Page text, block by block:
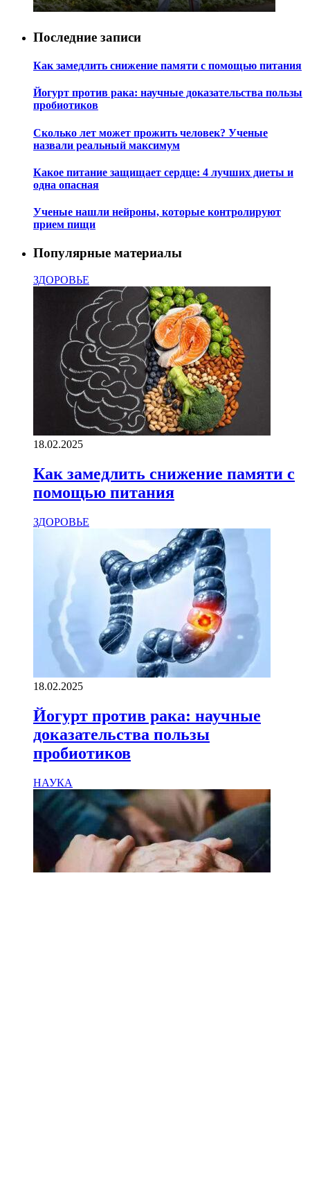
Последние записи
Как замедлить снижение памяти с помощью питания
Йогурт против рака: научные доказательства пользы
пробиотиков
Сколько лет может прожить человек? Ученые
назвали реальный максимум
Какое питание защищает сердце: 4 лучших диеты и
одна опасная
Ученые нашли нейроны, которые контролируют
прием пищи
Популярные материалы
ЗДОРОВЬЕ
18.02.2025
Как замедлить снижение памяти с
помощью питания
ЗДОРОВЬЕ
18.02.2025
Йогурт против рака: научные
доказательства пользы
пробиотиков
НАУКА